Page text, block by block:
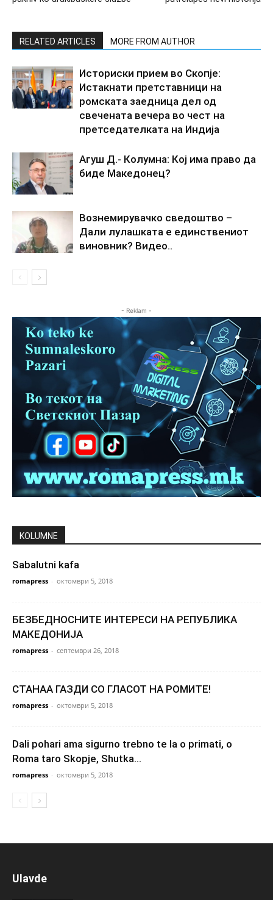
RELATED ARTICLES MORE FROM AUTHOR
Историски прием во Скопје:
Истакнати претставници на
ромската заедница дел од
свечената вечера во чест на
претседателката на Индија
Агуш Д.- Колумна: Кој има право да
биде Македонец?
Вознемирувачко сведоштво –
Дали лулашката е единствениот
виновник? Видео..
- Reklam -
KOLUMNE
Sabalutni kafa
romapress - октомври 5, 2018
БЕЗБЕДНОСНИТЕ ИНТЕРЕСИ НА РЕПУБЛИКА
МАКЕДОНИЈА
romapress - септември 26, 2018
СТАНАА ГАЗДИ СО ГЛАСОТ НА РОМИТЕ!
romapress - октомври 5, 2018
Dali pohari ama sigurno trebno te la o primati, o
Roma taro Skopje, Shutka...
romapress - октомври 5, 2018
Ulavde